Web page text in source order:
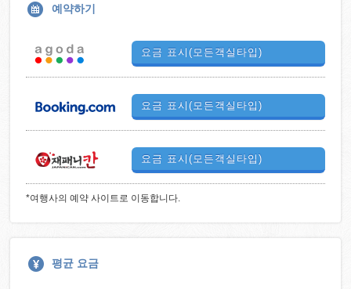
예약하기
요금 표시(모든객실타입)
요금 표시(모든객실타입)
요금 표시(모든객실타입)
*여행사의 예약 사이트로 이동합니다.
평균 요금